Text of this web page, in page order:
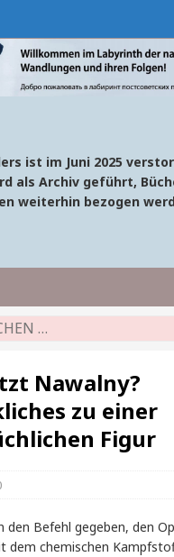
ist im Juni 2025
als Archiv geführt,
weiterhin bezogen
Nawalny?
zu einer
Figur
den Befehl gegeben, den
dem chemischen